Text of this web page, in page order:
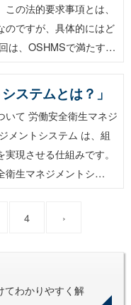
の法的要求事項とは、
のですが、具体的にはど
は、OSHMSで満たす…
ステムとは？」
いて 労働安全衛生マネジ
メントシステム は、組
現させる仕組みです。
衛生マネジメントシ…
4 ›
てわかりやすく解